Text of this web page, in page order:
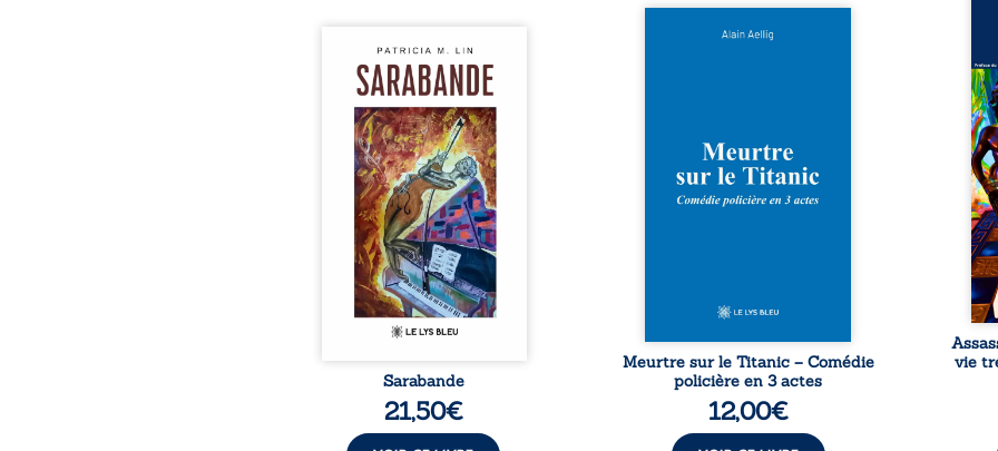
Aux chants crépitants de l’été,
Sous le silence ouaté de la
neige en hiver, Au cours de
nuits pâles, Dans la clarté
bienveillante de la lune, Rêves,
pensées, révoltes et espoirs…
Des mots s’assemblent, colorés,
rebelles aux règles de la
poésie, mais chantant en
rythme. Ils forment une
sarabande, passionnée souvent,
Sarabande
21,50€
Et si le naufrage n’avait pas
les profondeurs de l’Atlantique.
Sept décennies plus tard, la
découverte de l’épave fait
resurgir un secret que l’on
Meurtre sur le Titanic – Comédie
policière en 3 actes
12,00€
La
de
qui
vie